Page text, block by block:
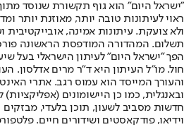
"ישראל היום" הוא גוף תקשורת שנוסד
ראוי לעיתונות טובה יותר, מאוזנת יותר
ולא צועקת. עיתונות אמינה, אובייקטיבית
הפך "ישראל היום" לעיתון הישראלי בעל
חול. מו"ל העיתון היא ד"ר מרים אדלסון.
והעורך המייסד הוא עמוס רגב. אתרי
חדשות מסביב לשעון, תוכן בלעדי, מבזקים
וידיאו, פודקאסטים ושידורים חיים.